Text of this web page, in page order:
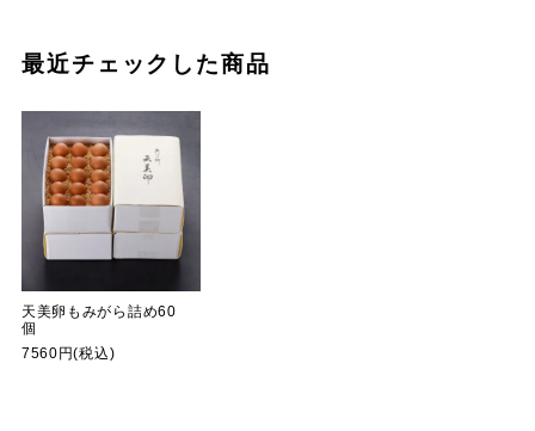
最近チェックした商品
天美卵もみがら詰め60
個
7560円(税込)